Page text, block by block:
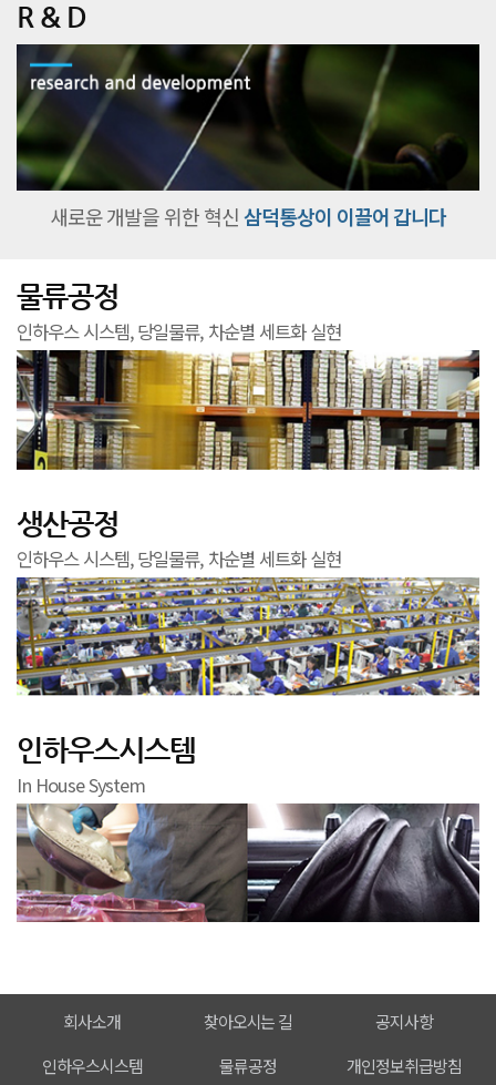
R & D
새로운 개발을 위한 혁신삼덕통상이 이끌어 갑니다
물류공정
인하우스 시스템, 당일물류, 차순별 세트화 실현
생산공정
인하우스 시스템, 당일물류, 차순별 세트화 실현
인하우스시스템
In House System
회사소개 찾아오시는 길
공지사항
인하우스시스템
물류공정 개인정보취급방침